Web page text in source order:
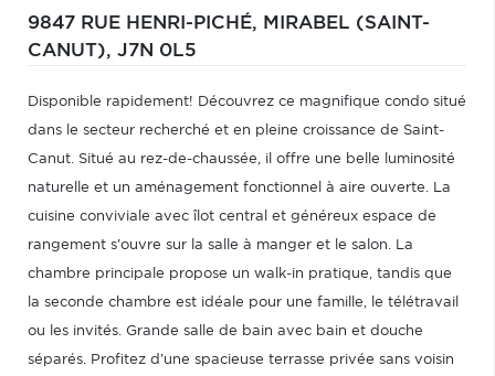
9847 RUE HENRI-PICHÉ, MIRABEL (SAINT-
CANUT), J7N 0L5
Disponible rapidement! Découvrez ce magnifique condo situé
dans le secteur recherché et en pleine croissance de Saint-
Canut. Situé au rez-de-chaussée, il offre une belle luminosité
naturelle et un aménagement fonctionnel à aire ouverte. La
cuisine conviviale avec îlot central et généreux espace de
rangement s'ouvre sur la salle à manger et le salon. La
chambre principale propose un walk-in pratique, tandis que
la seconde chambre est idéale pour une famille, le télétravail
ou les invités. Grande salle de bain avec bain et douche
séparés. Profitez d'une spacieuse terrasse privée sans voisin